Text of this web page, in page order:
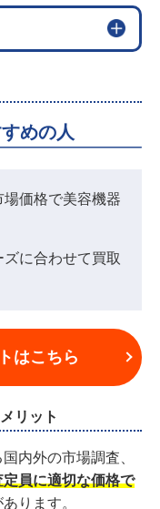
めの人
価格で美容機器
に合わせて買取
はこちら
リット
内外の市場調査、
定員に適切な価格で
あります。